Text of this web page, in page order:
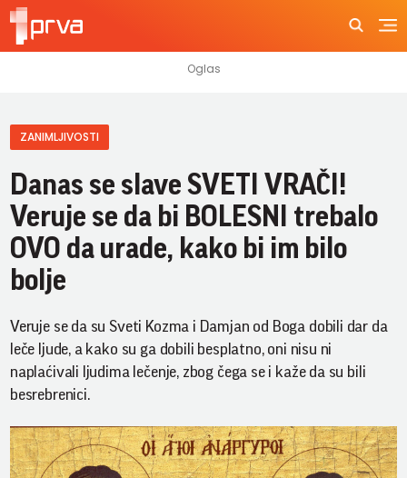
ZANIMLJIVOSTI
Danas se slave SVETI VRAČI!
Veruje se da bi BOLESNI trebalo
OVO da urade, kako bi im bilo
bolje
Veruje se da su Sveti Kozma i Damjan od Boga dobili dar da
leče ljude, a kako su ga dobili besplatno, oni nisu ni
naplaćivali ljudima lečenje, zbog čega se i kaže da su bili
besrebrenici.